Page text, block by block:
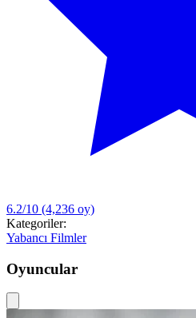
6.2/10 (4,236 oy)
Kategoriler:
Yabancı Filmler
Oyuncular